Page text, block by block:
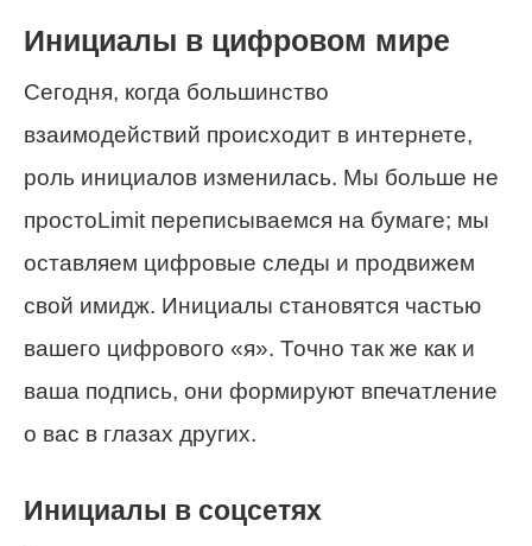
Инициалы в цифровом мире
Сегодня, когда большинство
взаимодействий происходит в интернете,
роль инициалов изменилась. Мы больше не
простоLimit переписываемся на бумаге; мы
оставляем цифровые следы и продвижем
свой имидж. Инициалы становятся частью
вашего цифрового «я». Точно так же как и
ваша подпись, они формируют впечатление
о вас в глазах других.
Инициалы в соцсетях